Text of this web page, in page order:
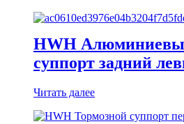
HWH
суппорт задний
Читать далее